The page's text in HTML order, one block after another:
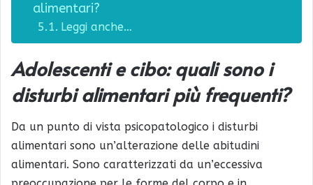
alimentari?
Leggi anche…
Adolescenti e cibo: quali sono i
disturbi alimentari più frequenti?
Da un punto di vista psicopatologico i disturbi
alimentari sono un’alterazione delle abitudini
alimentari. Sono caratterizzati da un’eccessiva